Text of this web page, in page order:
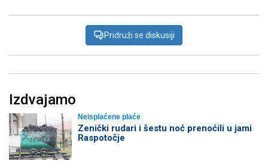
Pridruži se diskusiji
Izdvajamo
Neisplaćene plaće
Zenički rudari i šestu noć prenoćili u jami
Raspotočje